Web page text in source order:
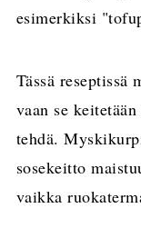
esimerkiksi
Tässä reseptissä
vaan se
tehdä.
sosekeitto
vaikka